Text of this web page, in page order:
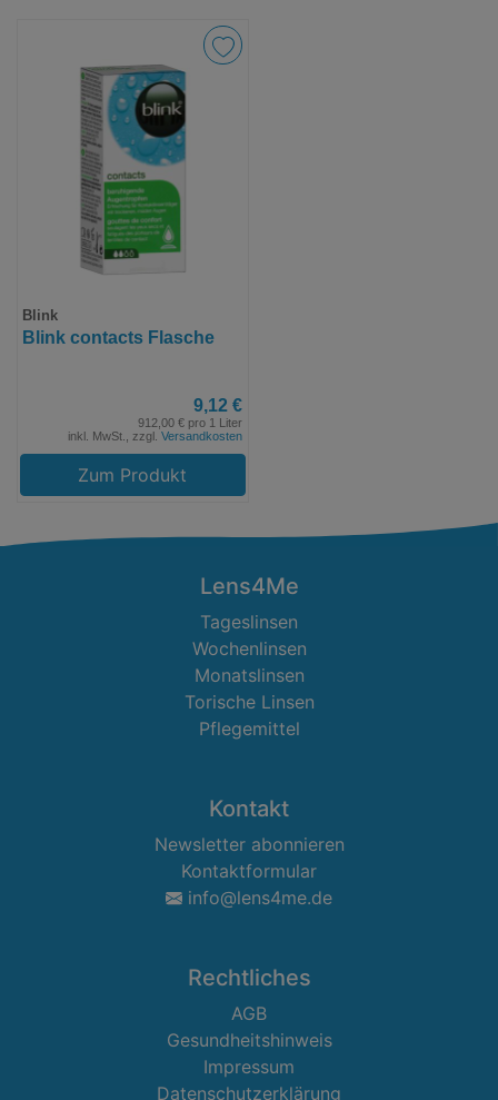
Blink
Blink contacts Flasche
9,12 €
912,00 € pro 1 Liter
inkl. MwSt., zzgl. Versandkosten
Zum Produkt
Lens4Me
Tageslinsen
Wochenlinsen
Monatslinsen
Torische Linsen
Pflegemittel
Kontakt
Newsletter abonnieren
Kontaktformular
info@lens4me.de
Rechtliches
AGB
Gesundheitshinweis
Impressum
Datenschutzerklärung